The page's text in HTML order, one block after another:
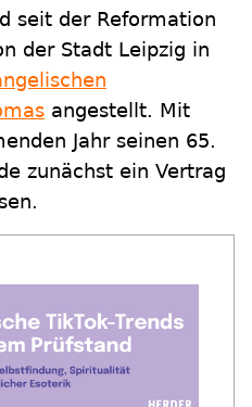
seit der Reformation
der Stadt Leipzig in
angestellt. Mit
Jahr seinen 65.
zunächst ein Vertrag